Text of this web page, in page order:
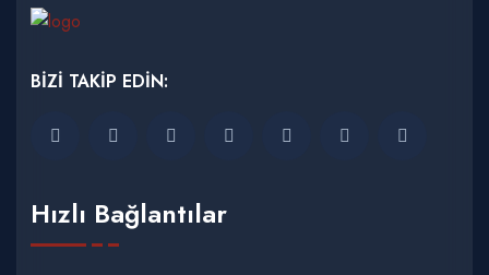
BİZİ TAKİP EDİN:
Hızlı Bağlantılar